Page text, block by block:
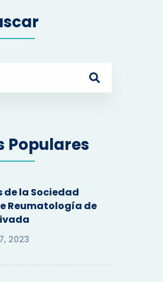
Populares
de la Sociedad
Reumatología de
2023